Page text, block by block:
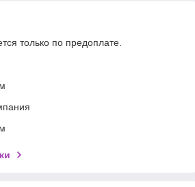
только по предоплате.